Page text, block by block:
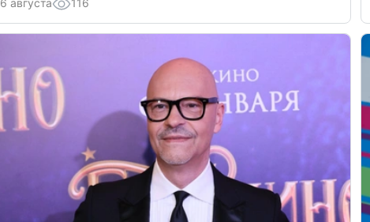
6 августа 116